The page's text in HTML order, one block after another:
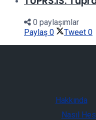
0 paylaşımlar
Paylaş 0 Tweet 0
Hakkında
Nasıl